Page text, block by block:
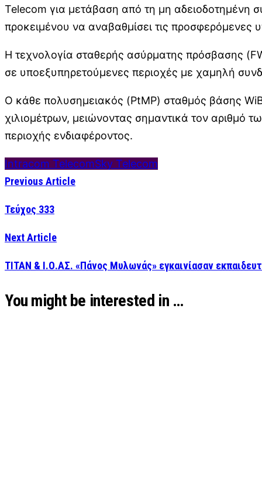
Telecom για μετάβαση από τη μη αδειοδοτημένη
προκειμένου να αναβαθμίσει τις
Η τεχνολογία σταθερής ασύρματης πρόσβασης
σε υποεξυπηρετούμενες περιοχές με χαμηλή
Ο κάθε πολυσημειακός (PtMP) σταθμός βάσης
χιλιομέτρων, μειώνοντας σημαντικά τον αριθμό
περιοχής ενδιαφέροντος.
Intracom TelecomSky Telecom
Previous Article
Τεύχος 333
Next Article
ΤΙΤΑΝ & Ι.Ο.ΑΣ. «Πάνος Μυλωνάς» εγκαινίασαν
You might be interested in …